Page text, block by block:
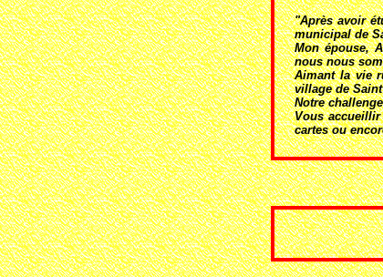
"Après avoir
municipal de
Mon épouse,
nous nous
Aimant la vie
village de
Notre
Vous
cartes ou